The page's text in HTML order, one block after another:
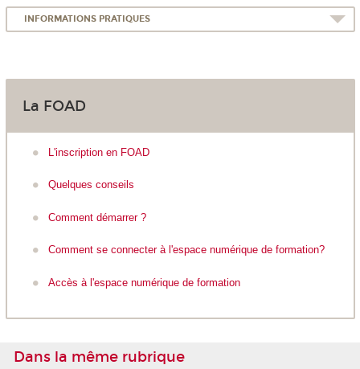
INFORMATIONS PRATIQUES
La FOAD
L'inscription en FOAD
Quelques conseils
Comment démarrer ?
Comment se connecter à l'espace numérique de formation?
Accès à l'espace numérique de formation
Dans la même rubrique